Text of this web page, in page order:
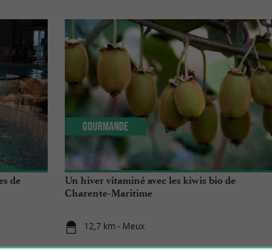
de
Un hiver vitaminé avec les kiwis bio de
Charente-Maritime
12,7 km - Meux
Gourmande